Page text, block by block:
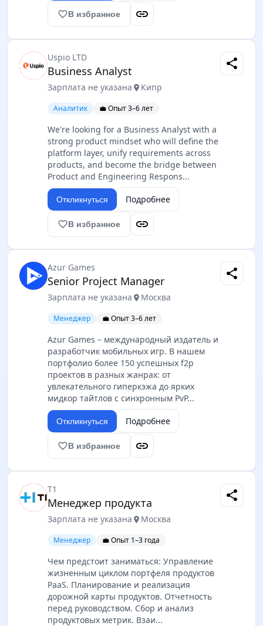
favorite_borderВ избранное link
Uspio LTD
Business Analyst
Зарплата не указана location_on Кипр
Аналитик 💼 Опыт 3–6 лет
We're looking for a Business Analyst with a
strong product mindset who will define the
platform layer, unify requirements across
products, and become the bridge between
Product and Engineering Respons...
Откликнуться Подробнее
favorite_borderВ избранное link
share
Azur Games
Senior Project Manager
Зарплата не указана location_on Москва
Менеджер 💼 Опыт 3–6 лет
Azur Games – международный издатель и
разработчик мобильных игр. В нашем
портфолио более 150 успешных f2p
проектов в разных жанрах: от
увлекательного гиперкэжа до ярких
мидкор тайтлов с синхронным PvP...
Откликнуться Подробнее
favorite_borderВ избранное link
share
Т1
Менеджер продукта
Зарплата не указана location_on Москва
Менеджер 💼 Опыт 1–3 года
Чем предстоит заниматься: Управление
жизненным циклом портфеля продуктов
PaaS. Планирование и реализация
дорожной карты продуктов. Отчетность
перед руководством. Сбор и анализ
продуктовых метрик. Взаи...
share